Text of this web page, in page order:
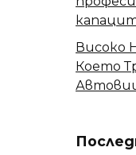
Високо
Което